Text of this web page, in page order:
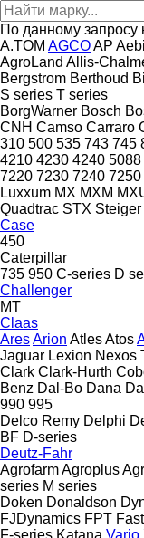
По данному запросу
A.TOM AGCOAP
AgroLand Allis-
Bergstrom Berthoud
S series T series
BorgWarner Bosch
CNH Camso Carraro
310 500 535 743 745
4210 4230 4240 5088
7220 7230 7240 7250
Luxxum MX MXM
Quadtrac STX Steiger
Case
450
Caterpillar
735 950 C-series D
Challenger
MT
Claas
AresArion AtlesAtos
Jaguar Lexion Nexos
Clark Clark-Hurth
Benz Dal-Bo Dana
990 995
Delco Remy Delphi
BF D-series
Deutz-Fahr
AgrofarmAgroplus
series M series
Doken Donaldson
FJDynamics FPT Fast
F-series Katana Vario